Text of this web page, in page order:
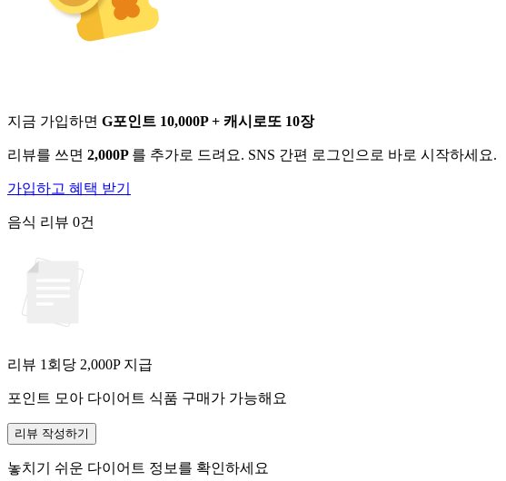
지금 가입하면 G포인트 10,000P + 캐시로또 10장
리뷰를 쓰면 2,000P 를 추가로 드려요. SNS 간편 로그인으로 바로 시작하세요.
가입하고 혜택 받기
음식 리뷰 0건
리뷰 1회당 2,000P 지급
포인트 모아 다이어트 식품 구매가 가능해요
리뷰 작성하기
놓치기 쉬운 다이어트 정보를 확인하세요